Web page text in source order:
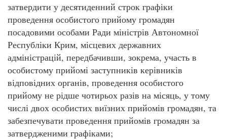
затвердити у десятиденний строк графіки
проведення особистого прийому громадян
посадовими особами Ради міністрів Автономної
Республіки Крим, місцевих державних
адміністрацій, передбачивши, зокрема, участь в
особистому прийомі заступників керівників
відповідних органів, проведення особистого
прийому не рідше чотирьох разів на місяць, у тому
числі двох особистих виїзних прийомів громадян, та
забезпечувати проведення прийомів громадян за
затвердженими графіками;